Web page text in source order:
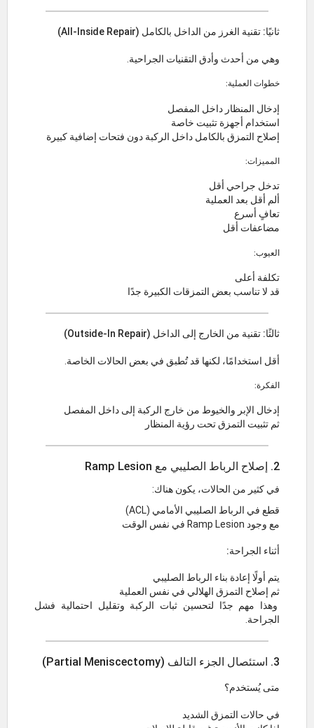
ثانيًا: تقنية الغرز من الداخل بالكامل (All-Inside Repair)
وهي من أحدث وأدق التقنيات الجراحية.
خطوات العملية:
إدخال المنظار داخل المفصل
استخدام أجهزة تثبيت خاصة
إصلاح التمزق بالكامل داخل الركبة دون فتحات إضافية كبيرة
المميزات:
تدخل جراحي أقل
ألم أقل بعد العملية
تعافٍ أسرع
مضاعفات أقل
العيوب:
تكلفة أعلى
قد لا تناسب بعض التمزقات الكبيرة جدًا
ثالثًا: تقنية من الخارج إلى الداخل (Outside-In Repair)
أقل استخدامًا، لكنها قد تُطبق في بعض الحالات الخاصة.
الفكرة:
إدخال الإبر والخيوط من خارج الركبة إلى داخل المفصل
ثم تثبيت التمزق تحت رؤية المنظار
2. إصلاح الرباط الصليبي مع Ramp Lesion
في كثير من الحالات، يكون هناك:
قطع في الرباط الصليبي الأمامي (ACL)
مع وجود Ramp Lesion في نفس الوقت
أثناء الجراحة:
يتم أولًا إعادة بناء الرباط الصليبي
ثم إصلاح التمزق الهلالي في نفس العملية
وهذا مهم جدًا لتحسين ثبات الركبة وتقليل احتمالية فشل
الجراحة.
3. استئصال الجزء التالف (Partial Meniscectomy)
متى يُستخدم؟
في حالات التمزق الشديد